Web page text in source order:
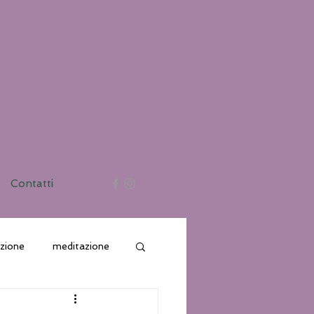
Contatti
meditazione